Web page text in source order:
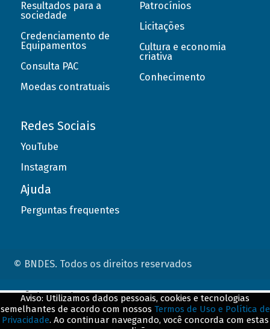
Resultados para a
sociedade
Credenciamento de
Equipamentos
Consulta PAC
Moedas contratuais
Patrocínios
Licitações
Cultura e economia
criativa
Conhecimento
Redes Sociais
YouTube
Instagram
Ajuda
Perguntas frequentes
© BNDES. Todos os direitos reservados
Aviso: Utilizamos dados pessoais, cookies e tecnologias
semelhantes de acordo com nossos Termos de Uso e Política de
Privacidade. Ao continuar navegando, você concorda com estas
ConteÃºdo complementar
${title}${badge}